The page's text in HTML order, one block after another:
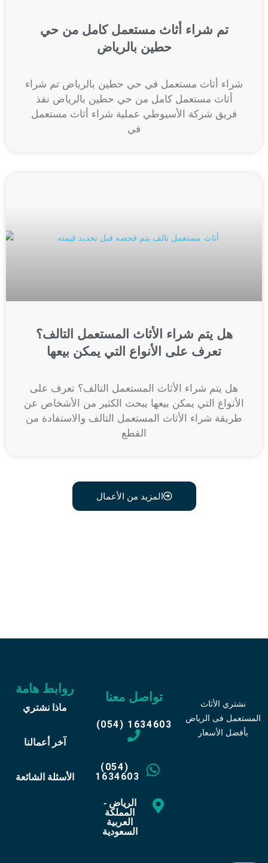
تم شراء أثاث مستعمل كامل من حي
حطين بالرياض
شراء أثاث مستعمل في حي حطين بالرياض تم شراء
أثاث مستعمل كامل من حي حطين بالرياض نفذ
فريق شركة الأسيوطي عملية شراء أثاث مستعمل
في
هل يتم شراء الأثاث المستعمل التالف؟
تعرف على الأنواع التي يمكن بيعها
هل يتم شراء الأثاث المستعمل التالف؟ تعرف على
الأنواع التي يمكن بيعها يبحث الكثير من الأشخاص عن
طريقة شراء الأثاث المستعمل التالف والاستفادة من
القطع
المزيد من الأعمال
روابط هامة
ماذا نشتري
آخر أعمالنا
الأسئلة الشائعة
تواصل معنا
(054) 1634603
(054)
1634603
الرياض -
المملكة
العربية
السعودية
نشتري الأثاث
المستعمل فى الرياض
بأفضل الأسعار